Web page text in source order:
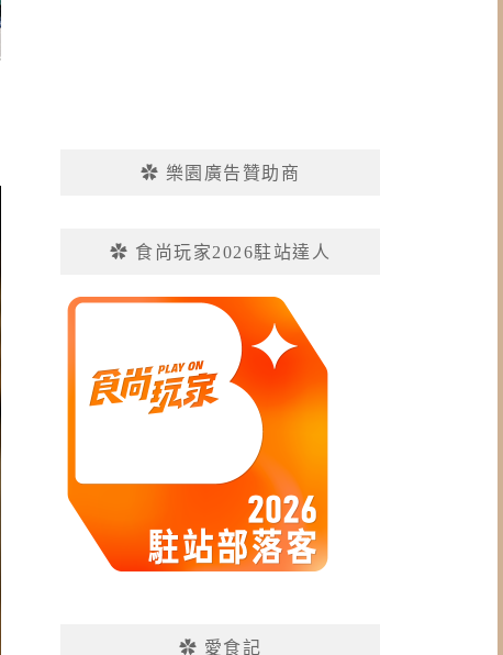
✿ 樂園廣告贊助商
✿ 食尚玩家2026駐站達人
✿ 愛食記